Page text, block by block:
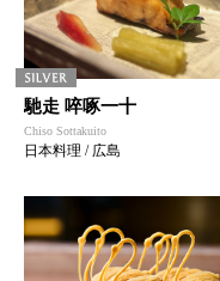
馳走 啐啄一十
Chiso Sottakuito
日本料理 / 広島